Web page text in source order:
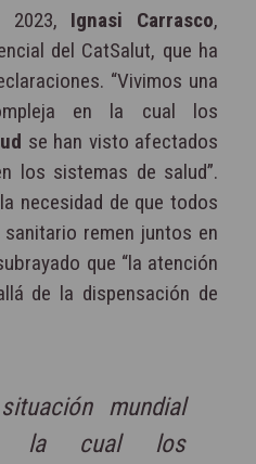
2023, Ignasi Carrasco,
del CatSalut, que ha
“Vivimos una
en la cual los
se han visto afectados
los sistemas de salud”.
necesidad de que todos
remen juntos en
que “la atención
de la dispensación de
mundial
la cual los